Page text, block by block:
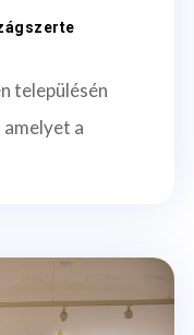
településén
a